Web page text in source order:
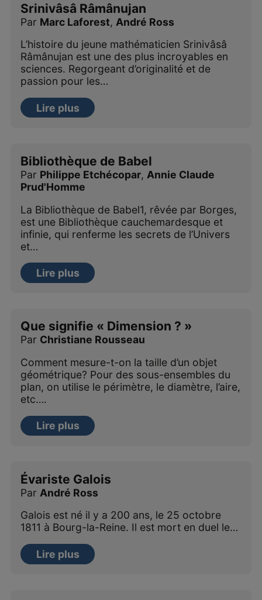
Srinivâsâ Râmânujan
Par Marc Laforest, André Ross
L’histoire du jeune mathématicien Srinivâsâ
Râmânujan est une des plus incroyables en
sciences. Regorgeant d’originalité et de
passion pour les…
Lire plus
Bibliothèque de Babel
Par Philippe Etchécopar, Annie Claude
Prud'Homme
La Bibliothèque de Babel1, rêvée par Borges,
est une Bibliothèque cauchemardesque et
infinie, qui renferme les secrets de l’Univers
et…
Lire plus
Que signifie « Dimension ? »
Par Christiane Rousseau
Comment mesure-t-on la taille d’un objet
géométrique? Pour des sous-ensembles du
plan, on utilise le périmètre, le diamètre, l’aire,
etc….
Lire plus
Évariste Galois
Par André Ross
Galois est né il y a 200 ans, le 25 octobre
1811 à Bourg-la-Reine. Il est mort en duel le…
Lire plus